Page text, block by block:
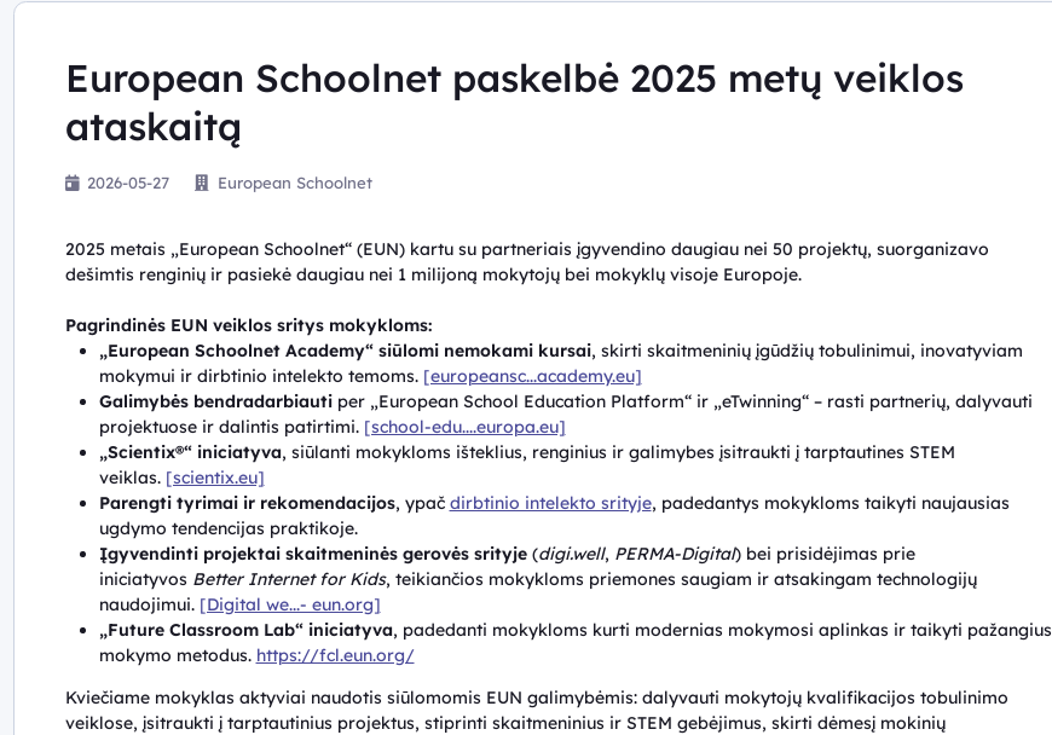
European Schoolnet paskelbė 2025 metų veiklos
ataskaitą
2026-05-27 European Schoolnet
2025 metais „European Schoolnet“ (EUN) kartu su partneriais įgyvendino daugiau nei 50 projektų, suorganizavo
dešimtis renginių ir pasiekė daugiau nei 1 milijoną mokytojų bei mokyklų visoje Europoje.
Pagrindinės EUN veiklos sritys mokykloms:
„European Schoolnet Academy“ siūlomi nemokami kursai, skirti skaitmeninių įgūdžių tobulinimui, inovatyviam
mokymui ir dirbtinio intelekto temoms. [europeansc...academy.eu]
Galimybės bendradarbiautiper „European School Education Platform“ ir „eTwinning“ – rasti partnerių, dalyvauti
projektuose ir dalintis patirtimi. [school-edu....europa.eu]
„Scientix®“ iniciatyva, siūlanti mokykloms išteklius, renginius ir galimybes įsitraukti į tarptautines STEM
veiklas. [scientix.eu]
Parengti tyrimai ir rekomendacijos, ypač dirbtinio intelekto srityje, padedantys mokykloms taikyti naujausias
ugdymo tendencijas praktikoje.
Įgyvendinti projektai skaitmeninės gerovės srityje(digi.well, PERMA-Digital) bei prisidėjimas prie
iniciatyvos Better Internet for Kids, teikiančios mokykloms priemones saugiam ir atsakingam technologijų
naudojimui. [Digital we...- eun.org]
„Future Classroom Lab“ iniciatyva, padedanti mokykloms kurti modernias mokymosi aplinkas ir taikyti pažangius
mokymo metodus. https://fcl.eun.org/
Kviečiame mokyklas aktyviai naudotis siūlomomis EUN galimybėmis: dalyvauti mokytojų kvalifikacijos tobulinimo
veiklose, įsitraukti į tarptautinius projektus, stiprinti skaitmeninius ir STEM gebėjimus, skirti dėmesį mokinių